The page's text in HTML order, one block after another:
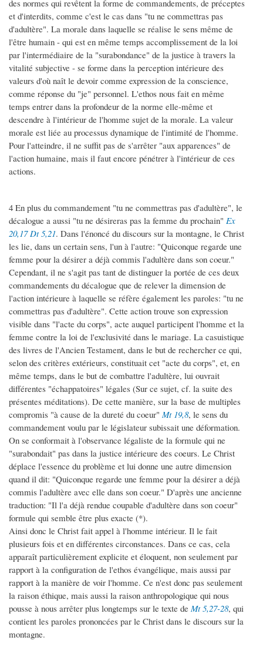
des normes qui revêtent la forme de commandements, de préceptes
et d'interdits, comme c'est le cas dans "tu ne commettras pas
d'adultère". La morale dans laquelle se réalise le sens même de
l'être humain - qui est en même temps accomplissement de la loi
par l'intermédiaire de la "surabondance" de la justice à travers la
vitalité subjective - se forme dans la perception intérieure des
valeurs d'où naît le devoir comme expression de la conscience,
comme réponse du "je" personnel. L'ethos nous fait en même
temps entrer dans la profondeur de la norme elle-même et
descendre à l'intérieur de l'homme sujet de la morale. La valeur
morale est liée au processus dynamique de l'intimité de l'homme.
Pour l'atteindre, il ne suffit pas de s'arrêter "aux apparences" de
l'action humaine, mais il faut encore pénétrer à l'intérieur de ces
actions.
4 En plus du commandement "tu ne commettras pas d'adultère", le
décalogue a aussi "tu ne désireras pas la femme du prochain" Ex
20,17 Dt 5,21. Dans l'énoncé du discours sur la montagne, le Christ
les lie, dans un certain sens, l'un à l'autre: "Quiconque regarde une
femme pour la désirer a déjà commis l'adultère dans son coeur."
Cependant, il ne s'agit pas tant de distinguer la portée de ces deux
commandements du décalogue que de relever la dimension de
l'action intérieure à laquelle se réfère également les paroles: "tu ne
commettras pas d'adultère". Cette action trouve son expression
visible dans "l'acte du corps", acte auquel participent l'homme et la
femme contre la loi de l'exclusivité dans le mariage. La casuistique
des livres de l'Ancien Testament, dans le but de rechercher ce qui,
selon des critères extérieurs, constituait cet "acte du corps", et, en
même temps, dans le but de combattre l'adultère, lui ouvrait
différentes "échappatoires" légales (Sur ce sujet, cf. la suite des
présentes méditations). De cette manière, sur la base de multiples
compromis "à cause de la dureté du coeur" Mt 19,8, le sens du
commandement voulu par le législateur subissait une déformation.
On se conformait à l'observance légaliste de la formule qui ne
"surabondait" pas dans la justice intérieure des coeurs. Le Christ
déplace l'essence du problème et lui donne une autre dimension
quand il dit: "Quiconque regarde une femme pour la désirer a déjà
commis l'adultère avec elle dans son coeur." D'après une ancienne
traduction: "Il l'a déjà rendue coupable d'adultère dans son coeur"
formule qui semble être plus exacte (*).
Ainsi donc le Christ fait appel à l'homme intérieur. Il le fait
plusieurs fois et en différentes circonstances. Dans ce cas, cela
apparaît particulièrement explicite et éloquent, non seulement par
rapport à la configuration de l'ethos évangélique, mais aussi par
rapport à la manière de voir l'homme. Ce n'est donc pas seulement
la raison éthique, mais aussi la raison anthropologique qui nous
pousse à nous arrêter plus longtemps sur le texte de Mt 5,27-28, qui
contient les paroles prononcées par le Christ dans le discours sur la
montagne.